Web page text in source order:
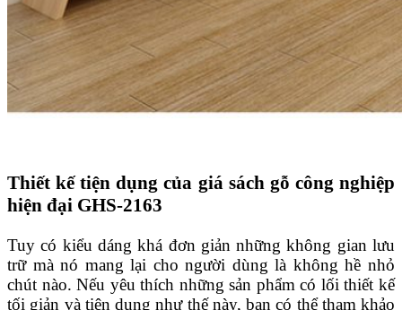
Thiết kế tiện dụng của giá sách gỗ công nghiệp
hiện đại GHS-2163
Tuy có kiểu dáng khá đơn giản những không gian lưu
trữ mà nó mang lại cho người dùng là không hề nhỏ
chút nào. Nếu yêu thích những sản phẩm có lối thiết kế
tối giản và tiện dụng như thế này, bạn có thể tham khảo